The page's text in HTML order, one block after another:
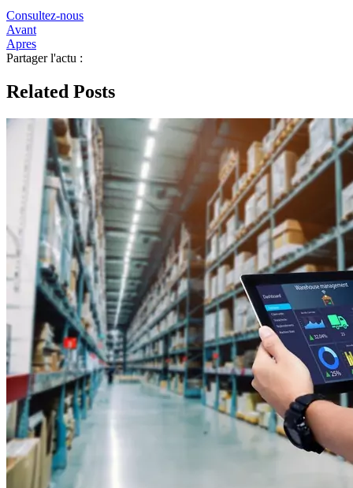
Consultez-nous
Avant
Apres
Partager l'actu :
Related Posts